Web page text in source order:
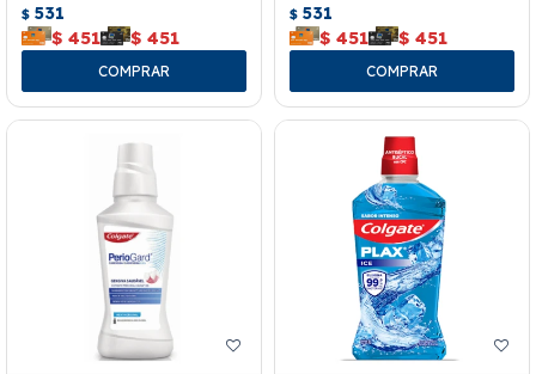
$ 531
$ 451 $ 451
$ 531
$ 451 $ 451